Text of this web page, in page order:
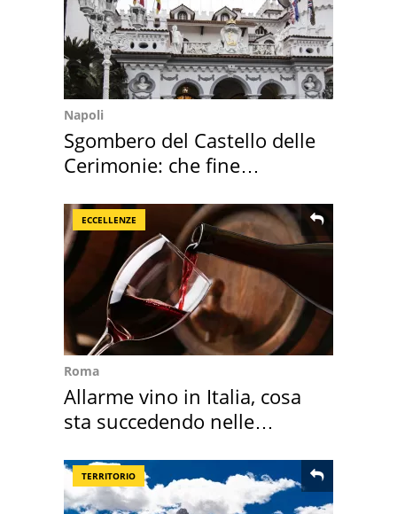
Napoli
Sgombero del Castello delle
Cerimonie: che fine
ECCELLENZE
Roma
Allarme vino in Italia, cosa
sta succedendo nelle
TERRITORIO